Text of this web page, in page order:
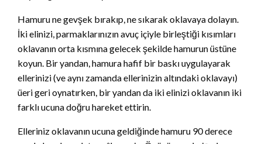
Hamuru ne gevşek bırakıp, ne sıkarak oklavaya dolayın.
İki elinizi, parmaklarınızın avuç içiyle birleştiği kısımları
oklavanın orta kısmına gelecek şekilde hamurun üstüne
koyun. Bir yandan, hamura hafif bir baskı uygulayarak
ellerinizi (ve aynı zamanda ellerinizin altındaki oklavayı)
üeri geri oynatırken, bir yandan da iki elinizi oklavanın iki
farklı ucuna doğru hareket ettirin.
Elleriniz oklavanın ucuna geldiğinde hamuru 90 derece